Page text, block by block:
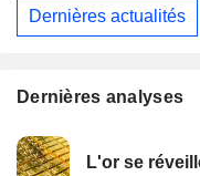
Dernières actualités
Dernières analyses
L'or se